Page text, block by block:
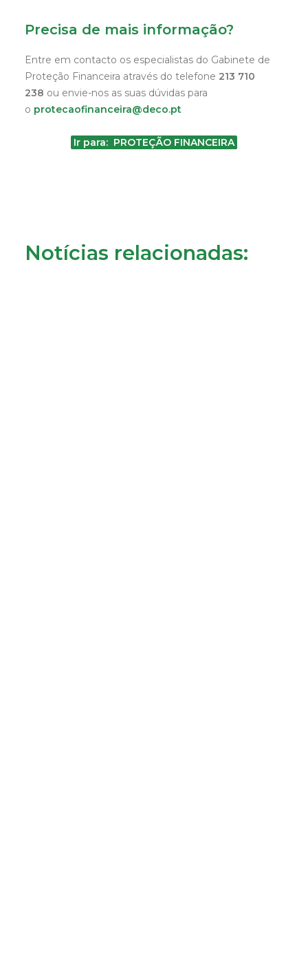
Precisa de mais informação?
Entre em contacto os especialistas do Gabinete de
Proteção Financeira através do telefone 213 710
238 ou envie-nos as suas dúvidas para
o protecaofinanceira@deco.pt
Ir para: PROTEÇÃO FINANCEIRA
Notícias relacionadas: